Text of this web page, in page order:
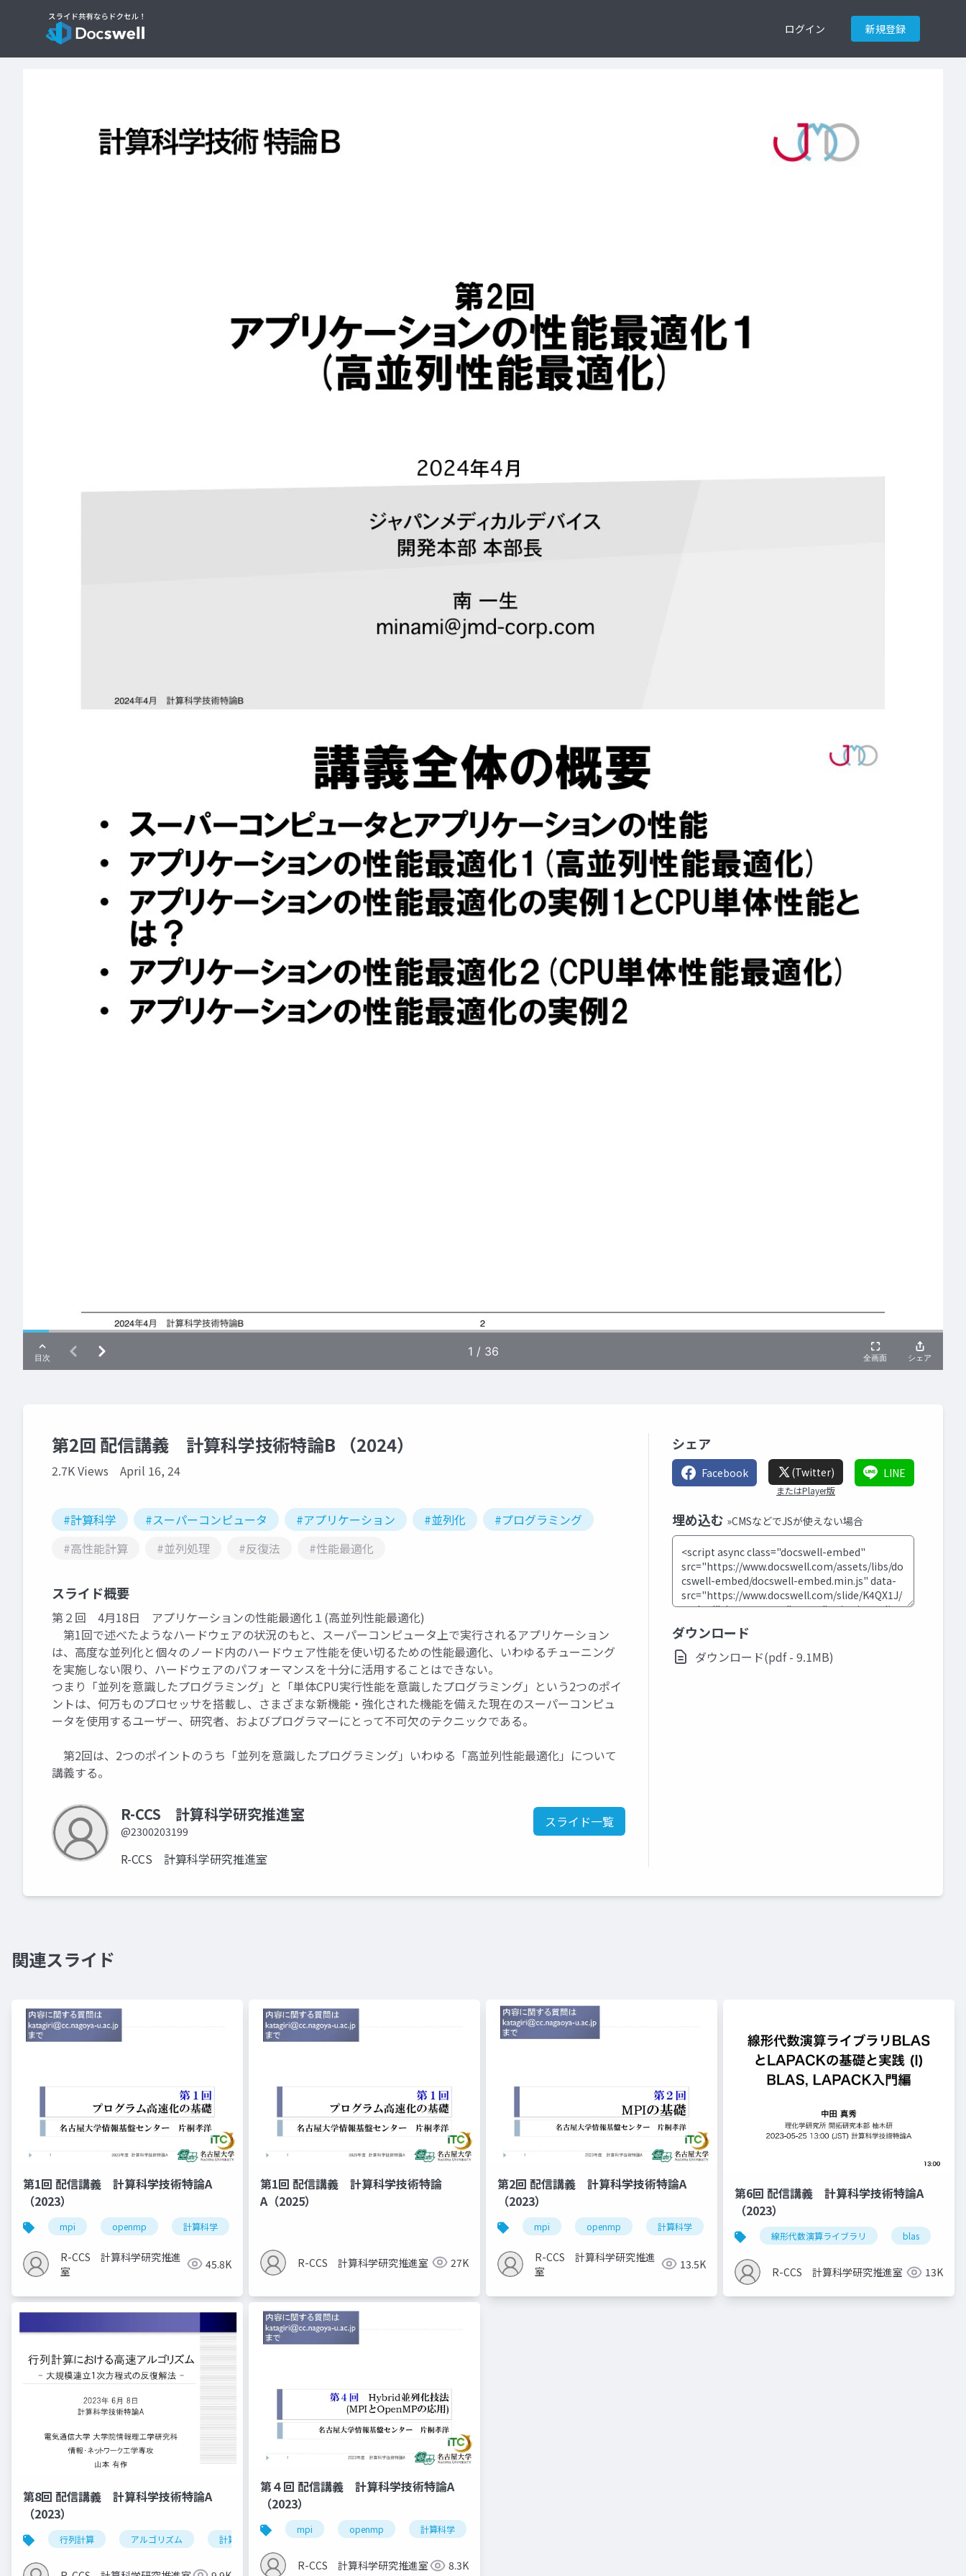
ログイン 新規登録
第2回 配信講義 計算科学技術特論B （2024）
2.7K Views April 16, 24
#計算科学 #スーパーコンピュータ #アプリケーション #並列化
#プログラミング
#高性能計算
#並列処理 #反復法 #性能最適化
スライド概要
第２回 4月18日 アプリケーションの性能最適化１(高並列性能最適化)
第1回で述べたようなハードウェアの状況のもと、スーパーコンピュータ上で実行されるアプリケーション
は、高度な並列化と個々のノード内のハードウェア性能を使い切るための性能最適化、いわゆるチューニング
を実施しない限り、ハードウェアのパフォーマンスを十分に活用することはできない。
つまり「並列を意識したプログラミング」と「単体CPU実行性能を意識したプログラミング」という2つのポイ
ントは、何万ものプロセッサを搭載し、さまざまな新機能・強化された機能を備えた現在のスーパーコンピュ
ータを使用するユーザー、研究者、およびプログラマーにとって不可欠のテクニックである。
第2回は、2つのポイントのうち「並列を意識したプログラミング」いわゆる「高並列性能最適化」について
講義する。
R-CCS 計算科学研究推進室
@2300203199
スライド一覧
R-CCS 計算科学研究推進室
シェア
Facebook (Twitter)
またはPlayer版
LINE
埋め込む »CMSなどでJSが使えない場合
ダウンロード
ダウンロード(pdf - 9.1MB)
関連スライド
第1回 配信講義 計算科学技術特論A
（2023）
mpi openmp 計算科学
R-CCS 計算科学研究推進
室
45.8K
第1回 配信講義 計算科学技術特論
A（2025）
R-CCS 計算科学研究推進室 27K
第2回 配信講義 計算科学技術特論A
（2023）
mpi openmp 計算科学 高性能計算技術
R-CCS 計算科学研究推進
室
13.5K
第6回 配信講義 計算科学技術特論A
（2023）
線形代数演算ライブラリ blas
R-CCS 計算科学研究推進室 13K
第8回 配信講義 計算科学技術特論A
（2023）
行列計算 アルゴリズム 計算科学技術
第４回 配信講義 計算科学技術特論A
（2023）
mpi openmp 計算科学
R-CCS 計算科学研究推進室 8.3K